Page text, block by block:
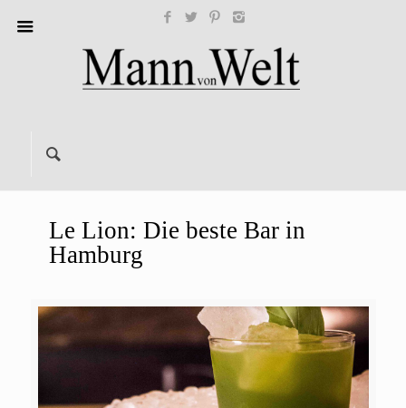
Le Lion: Die beste Bar in
Hamburg